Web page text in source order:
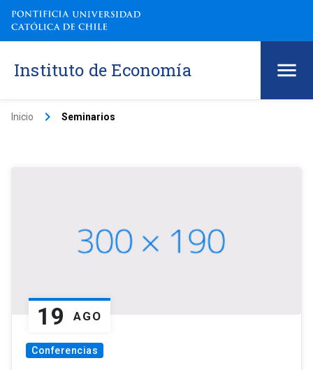
Instituto de Economía
Inicio keyboard_arrow_right Seminarios
19 AGO
Conferencias